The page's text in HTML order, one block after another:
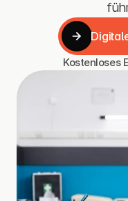
Kostenloses